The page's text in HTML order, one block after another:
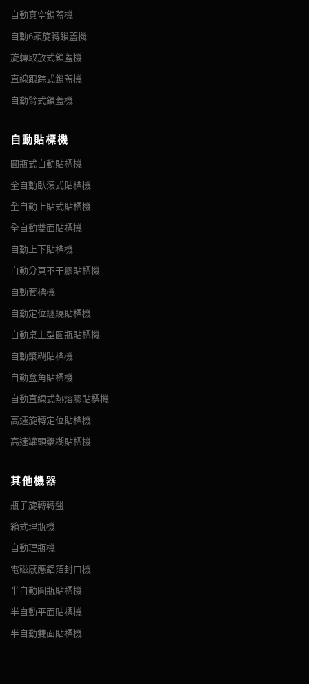
斗中取出並進入產品氣缸。一旦產品氣缸達到其預定的填充水
平，向下衝程就開始。活塞將產品推出氣缸並推入容器中。 我們
的...
活塞式充填機可在大約 30 分鐘內完全解構進行清洗。 這對於醬料
和調味品行業的客戶來說至關重要，因為這意味著您只需一台機器
自動轉子泵充填機
每台泵均由伺服電機驅動，灌裝範圍廣，灌裝精度高。 該設備結
構簡單，操作方便，維護方便。 灌裝量直接在觸摸屏上調節。
閥門的升降由伺服電機驅動，易起泡的液體可以充滿液位。 整機
無論您選擇哪種包裝，罐子、杯子或瓶子，我們都可以為您提供多
滴漏或關閉系統，以及 COP 或 CIP 系統、滅菌站或功能。
觸摸屏控制； 參數可以很容易地在觸摸屏上設置。 通過調整對
自動真空鎖蓋機
摘要 該機由我公司多年經驗研發，在國內獨樹一幟。 一體式自
動理蓋與覆蓋、真空鎖蓋。 採用手動真空泵實現高真空。 具有
無瓶無蓋功能，無瓶蓋報警。 享受高度自動化。 主要氣動和電
動部件均來自世界知名品牌。 具有穩定可靠的性能。 廣泛用於
摘要 專為圓瓶定向貼標設計，帶有定向裝置，可保證貼標精度，
精度為1mm），適用於任何類型的圓形容器。 貼標機的所有電
氣部件均採用台灣或日本製造。 三點夾持機構可實現圓瓶的高貼
標精...
自動漿糊貼標機
摘要 自動瓶漿糊貼標機自動貼標玻璃，塑料，鋁，寵物，紙板容
強、用途廣泛，專為提高可靠性和提高運營效率而設計，此外，
它還具有幾個獨特的功能，可提供額外的優勢。 1、漿糊貼標機
採用成熟的PLC控制系統 2、漿糊貼標...
自動真空鎖蓋機
自動6頭旋轉鎖蓋機
旋轉取放式鎖蓋機
直線跟踪式鎖蓋機
自動臂式鎖蓋機
自動貼標機
圓瓶式自動貼標機
全自動臥滾式貼標機
全自動上貼式貼標機
全自動雙面貼標機
自動上下貼標機
自動分頁不干膠貼標機
自動套標機
自動定位纏繞貼標機
自動桌上型圓瓶貼標機
自動漿糊貼標機
自動盒角貼標機
自動直線式熱熔膠貼標機
高速旋轉定位貼標機
高速罐頭漿糊貼標機
其他機器
瓶子旋轉轉盤
箱式理瓶機
自動理瓶機
電磁感應鋁箔封口機
半自動圓瓶貼標機
半自動平面貼標機
半自動雙面貼標機